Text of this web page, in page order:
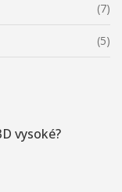
(7)
(5)
vysoké?